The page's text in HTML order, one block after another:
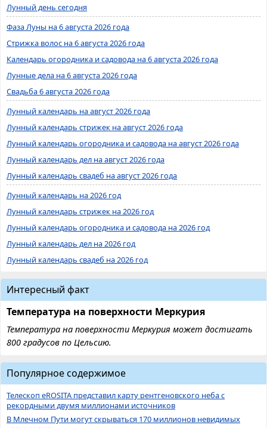
Лунный день сегодня
Фаза Луны на 6 августа 2026 года
Стрижка волос на 6 августа 2026 года
Календарь огородника и садовода на 6 августа 2026 года
Лунные дела на 6 августа 2026 года
Свадьба 6 августа 2026 года
Лунный календарь на август 2026 года
Лунный календарь стрижек на август 2026 года
Лунный календарь огородника и садовода на август 2026 года
Лунный календарь дел на август 2026 года
Лунный календарь свадеб на август 2026 года
Лунный календарь на 2026 год
Лунный календарь стрижек на 2026 год
Лунный календарь огородника и садовода на 2026 год
Лунный календарь дел на 2026 год
Лунный календарь свадеб на 2026 год
Интересный факт
Температура на поверхности Меркурия
Температура на поверхности Меркурия может достигать
800 градусов по Цельсию.
Популярное содержимое
Телескоп eROSITA представил карту рентгеновского неба с
рекордными двумя миллионами источников
В Млечном Пути могут скрываться 170 миллионов невидимых